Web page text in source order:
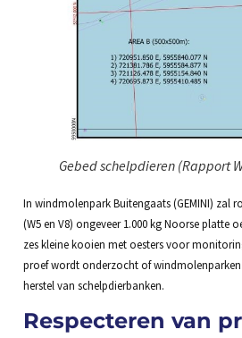
Gebed schelpdieren (Rapport
In windmolenpark Buitengaats (GEMINI) zal
(W5 en V8) ongeveer 1.000 kg Noorse platte
zes kleine kooien met oesters voor
proef wordt onderzocht of
herstel van schelpdierbanken.
Respecteren van